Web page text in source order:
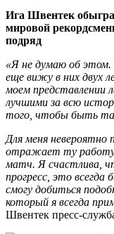
Ига Швентек
мировой
подряд
«Я не думаю об этом.
еще вижу в них двух
моем представлении
лучшими за всю
того, чтобы быть
Для меня
отражает ту
матч. Я счастлива,
прогресс, это всегда
смогу добиться
который я всегда
Швентек пресс-